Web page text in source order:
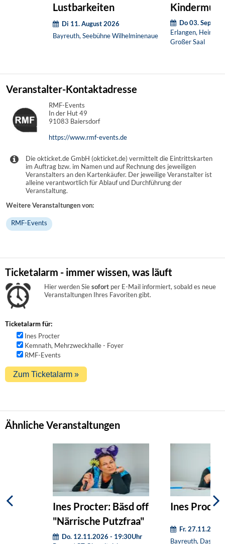
Lustbarkeiten
Di 11. August 2026
Bayreuth, Seebühne Wilhelminenaue
Do 03.
Erlangen,
Großer Saal
Veranstalter-Kontaktadresse
RMF-Events
In der Hut 49
91083 Baiersdorf
https://www.rmf-events.de
Die okticket.de GmbH (okticket.de) vermittelt die Eintrittskarten
im Auftrag bzw. im Namen und auf Rechnung des jeweiligen
Veranstalters an den Kartenkäufer. Der jeweilige Veranstalter ist
alleine verantwortlich für Ablauf und Durchführung der
Veranstaltung.
Weitere Veranstaltungen von:
RMF-Events
Ticketalarm - immer wissen, was läuft
Hier werden Siesofort per E-Mail informiert, sobald es neue
Veranstaltungen Ihres Favoriten gibt.
Ticketalarm für:
Ines Procter
Kemnath, Mehrzweckhalle - Foyer
RMF-Events
Ähnliche Veranstaltungen
Ines Procter: Bäsd off
"Närrische Putzfraa"
Do. 12.11.2026 - 19:30Uhr
Ines
Fr.
Bayreuth, Das